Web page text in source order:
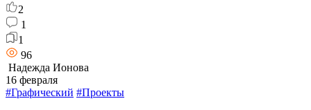
2
1
1
96
Надежда Ионова
16 февраля
#Графический #Проекты